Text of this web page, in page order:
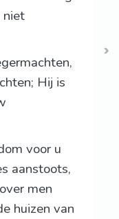
niet
Hij is
voor u
aanstoots,
men
huizen van